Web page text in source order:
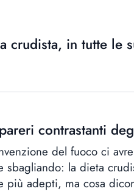
crudista, in tutte le
contrastanti
del fuoco ci
la dieta
più adepti, ma cosa